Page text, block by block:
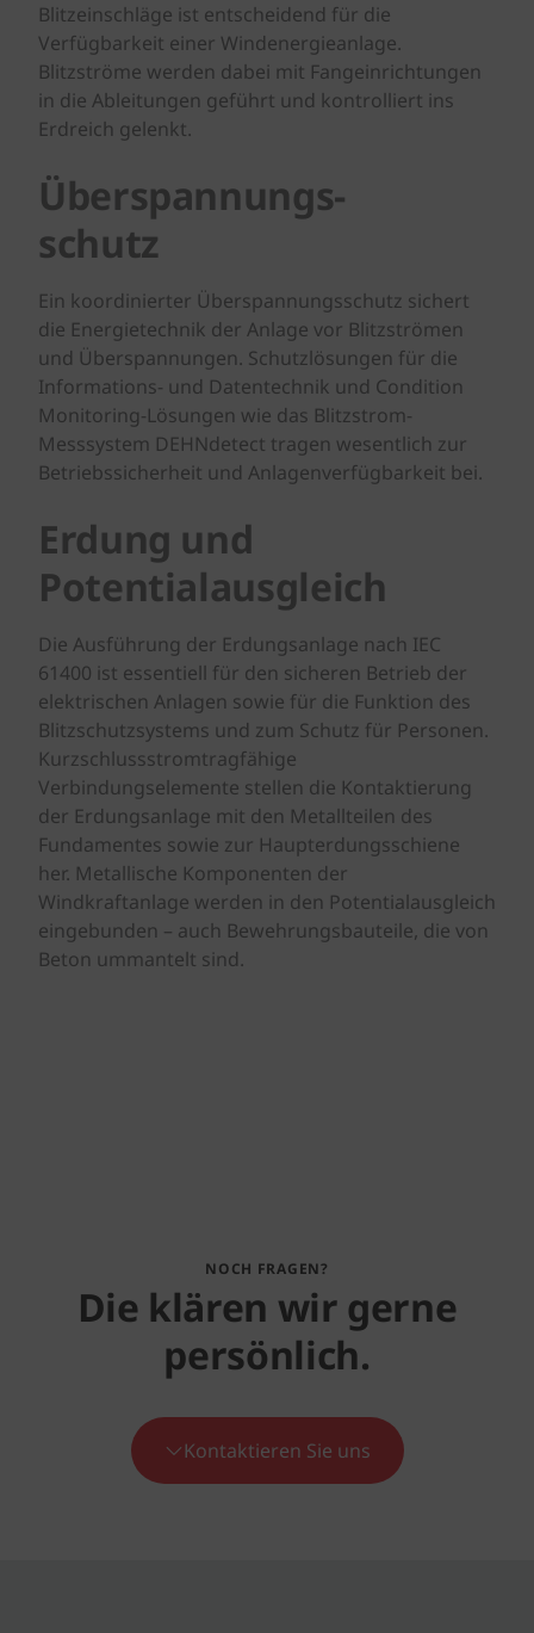
Blitzeinschläge ist entscheidend für die
Verfügbarkeit einer Windenergieanlage.
Blitzströme werden dabei mit Fangeinrichtungen
in die Ableitungen geführt und kontrolliert ins
Erdreich gelenkt.
Überspannungs-
schutz
Ein koordinierter Überspannungsschutz sichert
die Energietechnik der Anlage vor Blitzströmen
und Überspannungen. Schutzlösungen für die
Informations- und Datentechnik und Condition
Monitoring-Lösungen wie das Blitzstrom-
Messsystem DEHNdetect tragen wesentlich zur
Betriebssicherheit und Anlagenverfügbarkeit bei.
Erdung und
Potentialausgleich
Die Ausführung der Erdungsanlage nach IEC
61400 ist essentiell für den sicheren Betrieb der
elektrischen Anlagen sowie für die Funktion des
Blitzschutzsystems und zum Schutz für Personen.
Kurzschlussstromtragfähige
Verbindungselemente stellen die Kontaktierung
der Erdungsanlage mit den Metallteilen des
Fundamentes sowie zur Haupterdungsschiene
her. Metallische Komponenten der
Windkraftanlage werden in den Potentialausgleich
eingebunden – auch Bewehrungsbauteile, die von
Beton ummantelt sind.
NOCH FRAGEN?
Die klären wir gerne
persönlich.
Kontaktieren Sie uns